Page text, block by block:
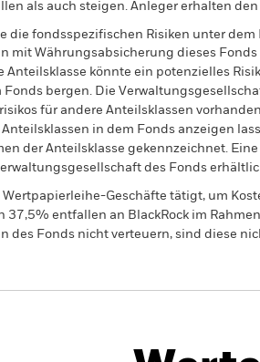
als auch steigen. Anleger erhalten
die fondsspezifischen Risiken unter dem
mit Währungsabsicherung dieses
Anteilsklasse könnte ein potenzielles
Fonds bergen. Die
für andere Anteilsklassen
in dem Fonds anzeigen
der Anteilsklasse gekennzeichnet.
des Fonds
Wertpapierleihe-Geschäfte tätigt, um
37,5% entfallen an BlackRock im
des Fonds nicht verteuern, sind diese